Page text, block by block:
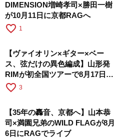
DIMENSION増崎孝司×勝田一樹
が10月11日に京都RAGへ
favorite_border 1
【ヴァイオリン×ギター×ベー
ス、弦だけの異色編成】山形発
RIMが初全国ツアーで8月17日に
RAGへ
favorite_border 3
【35年の轟音、京都へ】山本恭
司×満園兄弟のWILD FLAGが8月
6日にRAGでライブ